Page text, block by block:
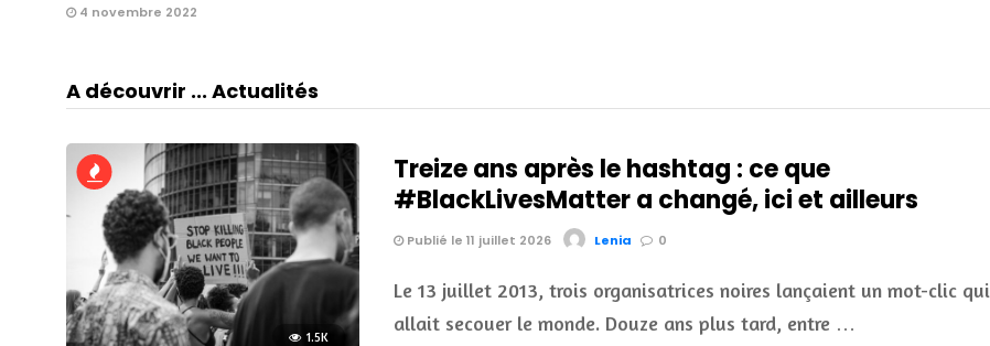
4 novembre 2022
A découvrir ... Actualités
1.5K
Treize ans après le hashtag : ce que
#BlackLivesMatter a changé, ici et ailleurs
Publié le 11 juillet 2026 Lenia 0
Le 13 juillet 2013, trois organisatrices noires lançaient un mot-clic qui
allait secouer le monde. Douze ans plus tard, entre …